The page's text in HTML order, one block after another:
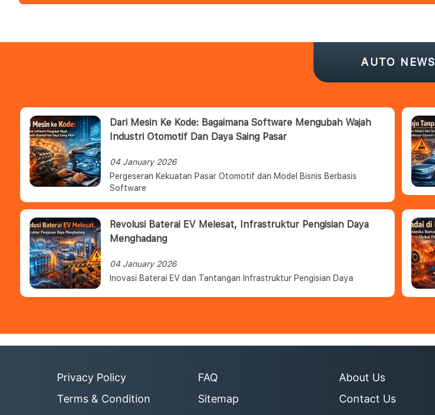
AUTO NEWS
Dari Mesin Ke Kode: Bagaimana Software Mengubah Wajah
Industri Otomotif Dan Daya Saing Pasar
04 January 2026
Pergeseran Kekuatan Pasar Otomotif dan Model Bisnis Berbasis
Software
Revolusi Baterai EV Melesat, Infrastruktur Pengisian Daya
Menghadang
04 January 2026
Inovasi Baterai EV dan Tantangan Infrastruktur Pengisian Daya
Privacy Policy
Terms & Condition
FAQ
Sitemap
About Us
Contact Us